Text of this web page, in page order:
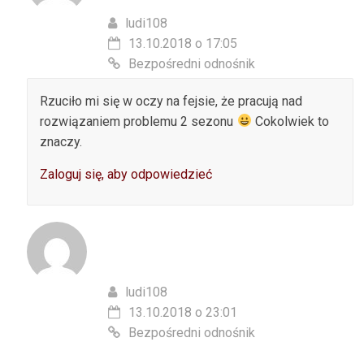
ludi108
13.10.2018 o 17:05
Bezpośredni odnośnik
Rzuciło mi się w oczy na fejsie, że pracują nad
rozwiązaniem problemu 2 sezonu
Cokolwiek to
znaczy.
Zaloguj się, aby odpowiedzieć
ludi108
13.10.2018 o 23:01
Bezpośredni odnośnik